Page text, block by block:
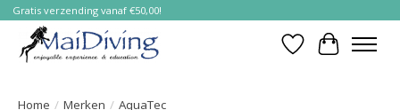
Gratis verzending vanaf €50,00!
Verlanglijst
Home / Merken / AquaTec